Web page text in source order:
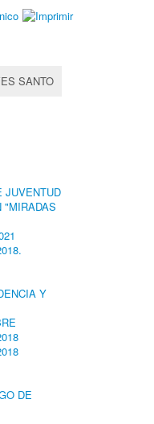
SANTO
JUVENTUD
"MIRADAS
Y
DE